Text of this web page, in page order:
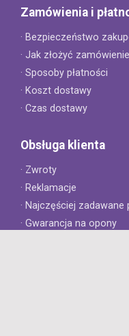
Zamówienia i
· Bezpieczeństwo
· Jak złożyć
· Sposoby płatności
· Koszt dostawy
· Czas dostawy
Obsługa klienta
· Zwroty
· Reklamacje
· Najczęściej zadawane
· Gwarancja na opony